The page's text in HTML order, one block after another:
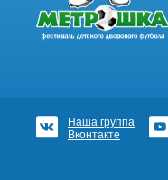
Наша группа
Вконтакте